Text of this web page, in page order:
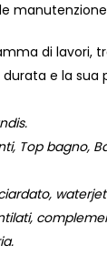
di lavori,
e la sua
Top bagno,